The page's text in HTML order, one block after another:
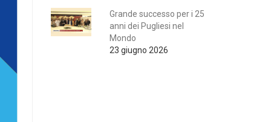
Grande successo per i 25
anni dei Pugliesi nel
Mondo
23 giugno 2026